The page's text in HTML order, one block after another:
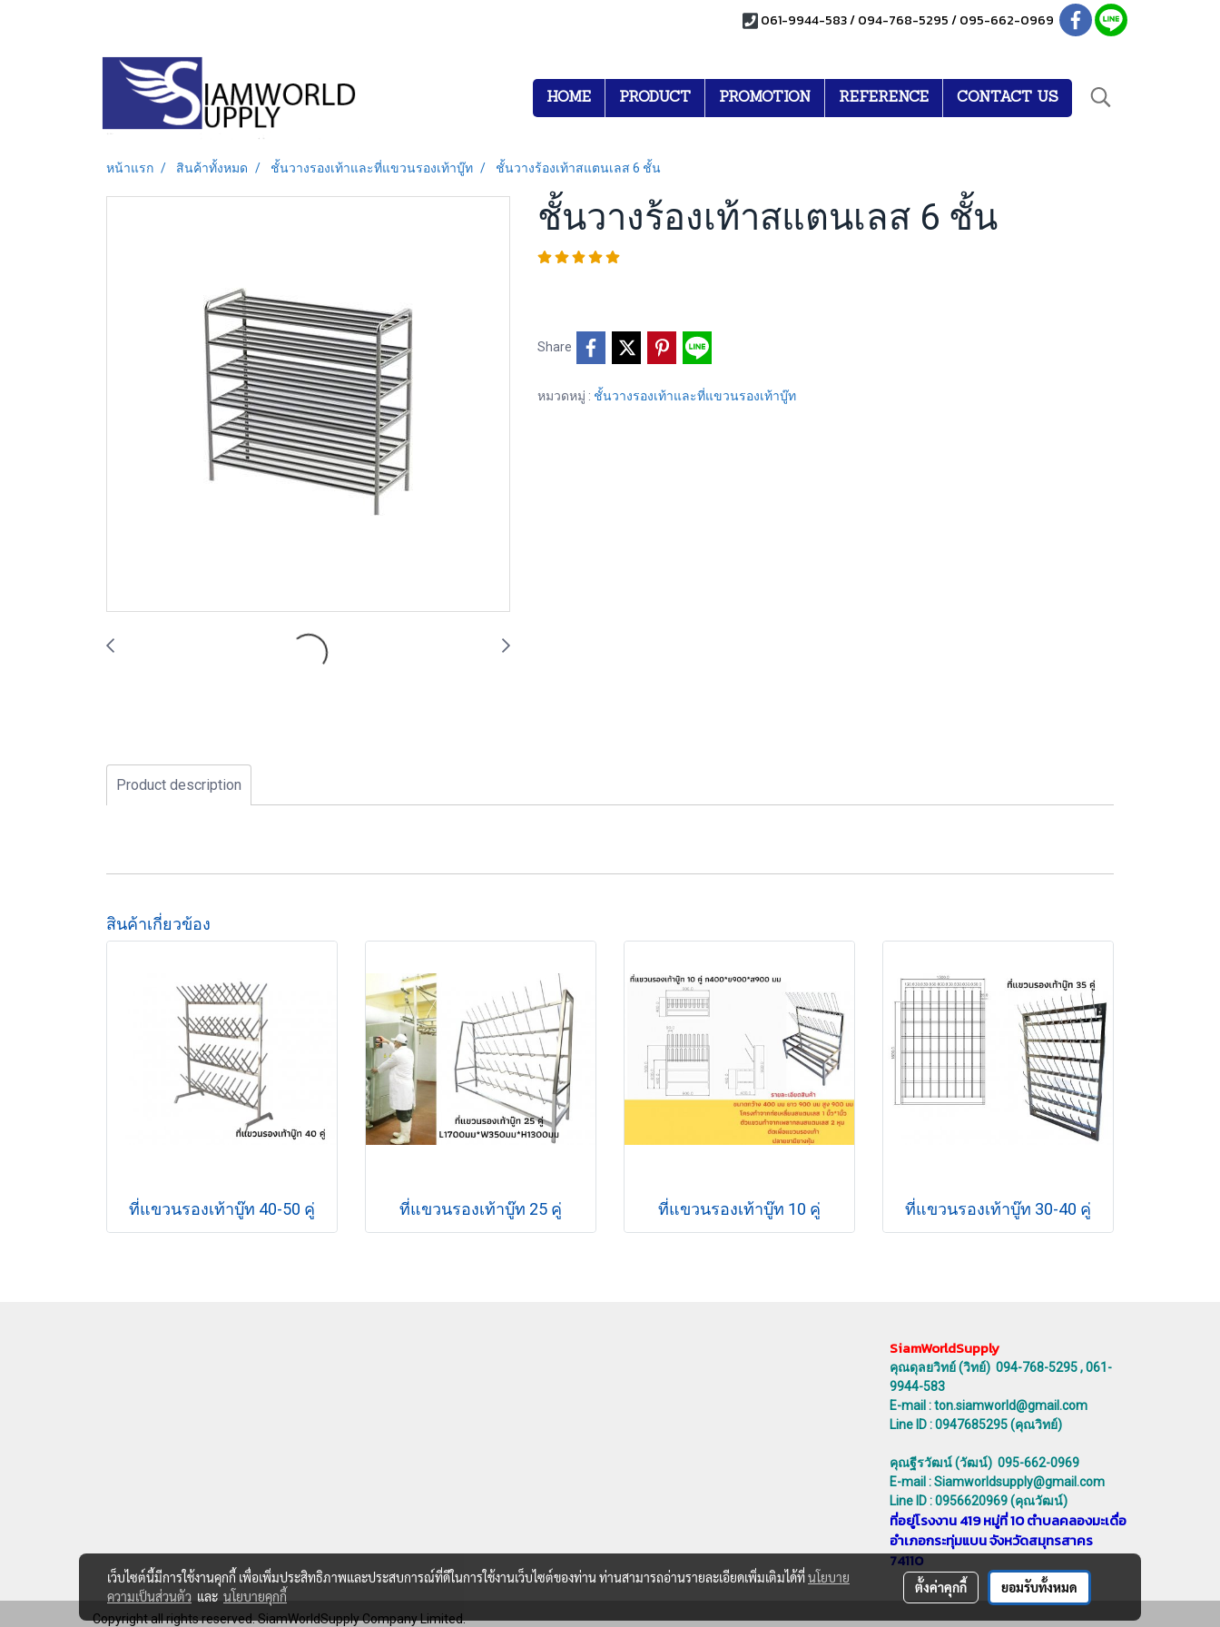
061-9944-583 / 094-768-5295 / 095-662-0969
HOME PRODUCT PROMOTION REFERENCE CONTACT US
หน้าแรก สินค้าทั้งหมด ชั้นวางรองเท้าและที่แขวนรองเท้าบู๊ท ชั้นวางร้องเท้าสแตนเลส 6 ชั้น
ชั้นวางร้องเท้าสแตนเลส 6 ชั้น
Share
หมวดหมู่ : ชั้นวางรองเท้าและที่แขวนรองเท้าบู๊ท
Product description
สินค้าเกี่ยวข้อง
ที่แขวนรองเท้าบู๊ท 40-50 คู่ ที่แขวนรองเท้าบู๊ท 25 คู่ ที่แขวนรองเท้าบู๊ท 10 คู่ ที่แขวนรองเท้าบู๊ท 30-40 คู่
SiamWorldSupply
คุณดุลยวิทย์ (วิทย์) 094-768-5295 , 061-
9944-583
E-mail : ton.siamworld@gmail.com
Line ID : 0947685295 (คุณวิทย์)
คุณฐีรวัฒน์ (วัฒน์) 095-662-0969
E-mail : Siamworldsupply@gmail.com
Line ID : 0956620969 (คุณวัฒน์)
ที่อยู่โรงงาน 419 หมู่ที่ 10 ตำบลคลองมะเดื่อ
อำเภอกระทุ่มแบน จังหวัดสมุทรสาคร
74110
Copyright all rights reserved. SiamWorldSupply Company Limited.
เว็บไซต์นี้มีการใช้งานคุกกี้ เพื่อเพิ่มประสิทธิภาพและประสบการณ์ที่ดีในการใช้งานเว็บไซต์ของท่าน ท่านสามารถอ่านรายละเอียดเพิ่มเติมได้ที่นโยบาย
ความเป็นส่วนตัว และ นโยบายคุกกี้
ตั้งค่าคุกกี้ ยอมรับทั้งหมด